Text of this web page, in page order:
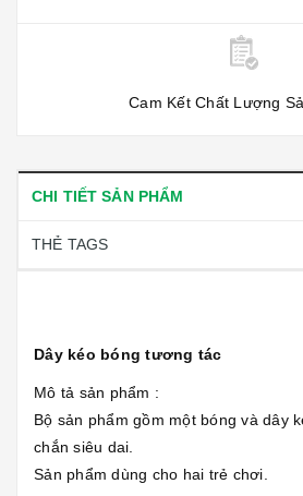
Cam Kết Chất Lượng
CHI TIẾT SẢN PHẨM
THẺ TAGS
Dây kéo bóng tương tác
Mô tả sản phẩm :
Bộ sản phẩm gồm một bóng và dây
chắn siêu dai.
Sản phẩm dùng cho hai trẻ chơi.